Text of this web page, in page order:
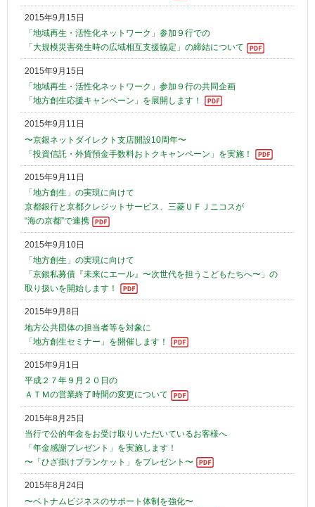
2015年9月15日
「地域再生・活性化ネットワーク」参加９行での
「大規模災害発生時の広域相互支援協定」の締結について
2015年9月15日
「地域再生・活性化ネットワーク」参加９行の共同企画
「地方創生応援キャンペーン」を展開します！
2015年9月11日
〜京銀ネットダイレクト支店開設10周年〜
「投資信託・外貨預金手数料おトクキャンペーン」を実施！
2015年9月11日
「地方創生」の実現に向けて
京都銀行と京都クレジットサービス、三菱ＵＦＪニコスが
“海の京都”で連携
2015年9月10日
「地方創生」の実現に向けて
「京銀私募債『未来にエール』〜次世代を担うこどもたちへ〜」の
取り扱いを開始します！
2015年9月8日
地方公共団体の担当者等を対象に
「地方創生セミナー」を開催します！
2015年9月1日
平成２７年９月２０日の
ＡＴＭの営業終了時間の変更について
2015年8月25日
当行で公的年金をお受け取りいただいているお客様へ
「年金感謝プレゼント」を実施します！
〜「ひざ掛けブランケット」をプレゼント〜
2015年8月24日
〜ベトナムビジネスのサポート体制を強化〜